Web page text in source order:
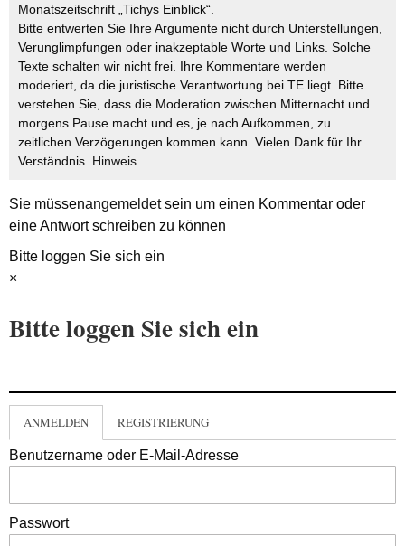
Monatszeitschrift „Tichys Einblick“.
Bitte entwerten Sie Ihre Argumente nicht durch Unterstellungen,
Verunglimpfungen oder inakzeptable Worte und Links. Solche
Texte schalten wir nicht frei. Ihre Kommentare werden
moderiert, da die juristische Verantwortung bei TE liegt. Bitte
verstehen Sie, dass die Moderation zwischen Mitternacht und
morgens Pause macht und es, je nach Aufkommen, zu
zeitlichen Verzögerungen kommen kann. Vielen Dank für Ihr
Verständnis. Hinweis
Sie müssenangemeldetsein um einen Kommentar oder
eine Antwort schreiben zu können
Bitte loggen Sie sich ein
×
Bitte loggen Sie sich ein
ANMELDEN REGISTRIERUNG
Benutzername oder E-Mail-Adresse
Passwort